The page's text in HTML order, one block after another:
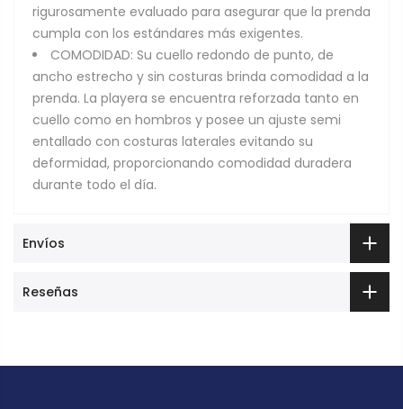
rigurosamente evaluado para asegurar que la prenda
cumpla con los estándares más exigentes.
COMODIDAD: Su cuello redondo de punto, de
ancho estrecho y sin costuras brinda comodidad a la
prenda. La playera se encuentra reforzada tanto en
cuello como en hombros y posee un ajuste semi
entallado con costuras laterales evitando su
deformidad, proporcionando comodidad duradera
durante todo el día.
Envíos
Reseñas